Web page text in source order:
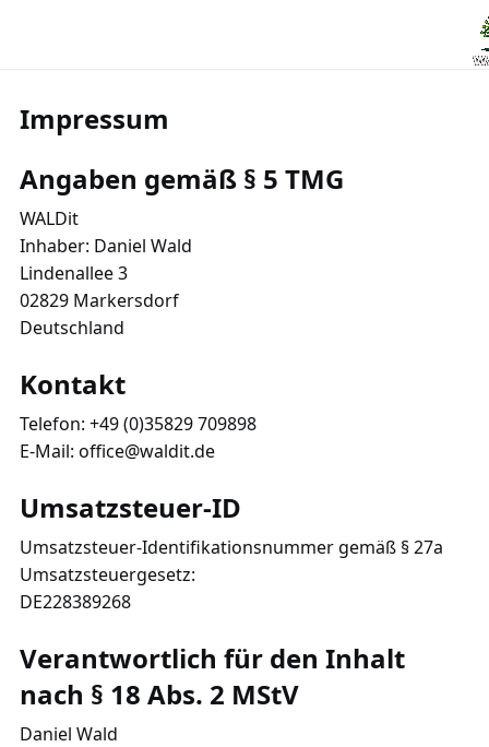
Impressum
Angaben gemäß § 5 TMG
WALDit
Inhaber: Daniel Wald
Lindenallee 3
02829 Markersdorf
Deutschland
Kontakt
Telefon: +49 (0)35829 709898
E-Mail: office@waldit.de
Umsatzsteuer-ID
Umsatzsteuer-Identifikationsnummer gemäß § 27a
Umsatzsteuergesetz:
DE228389268
Verantwortlich für den Inhalt
nach § 18 Abs. 2 MStV
Daniel Wald